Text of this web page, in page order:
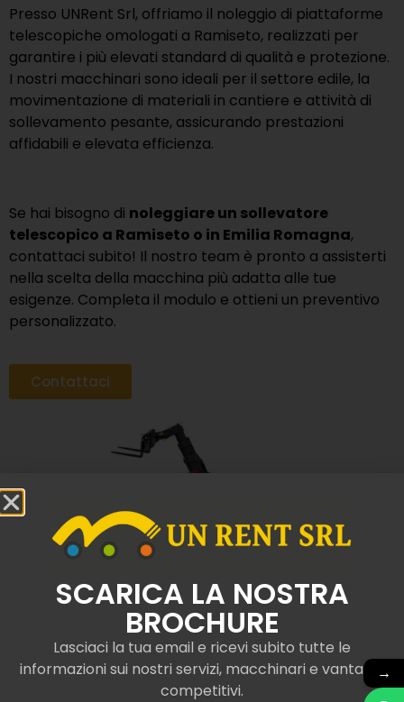
Presso UNRent Srl, offriamo il noleggio di piattaforme
telescopiche omologati a Ramiseto, realizzati per
garantire i più elevati standard di qualità e protezione.
I nostri macchinari sono ideali per il settore edile, la
movimentazione di materiali in cantiere e attività di
sollevamento pesante, assicurando prestazioni
affidabili e elevata efficienza.
Se hai bisogno di noleggiare un sollevatore
telescopico a Ramiseto o in Emilia Romagna,
contattaci subito! Il nostro team è pronto a assisterti
nella scelta della macchina più adatta alle tue
esigenze. Completa il modulo e ottieni un preventivo
personalizzato.
Contattaci
→
SCARICA LA NOSTRA
BROCHURE
Lasciaci la tua email e ricevi subito tutte le
informazioni sui nostri servizi, macchinari e vantaggi
competitivi.